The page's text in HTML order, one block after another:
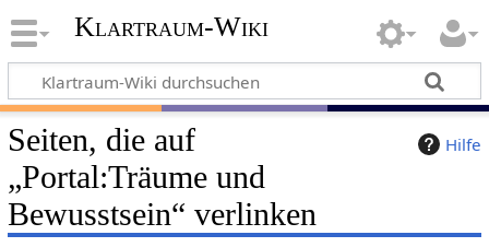
Klartraum-Wiki
Hilfe
Seiten, die auf
„Portal:Träume und
Bewusstsein“ verlinken